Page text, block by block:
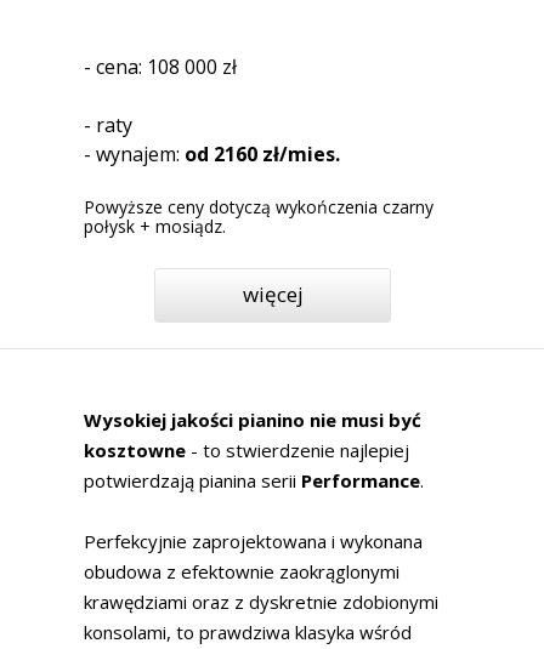
Wysokiej jakości pianino nie musi być
kosztowne - to stwierdzenie najlepiej
potwierdzają pianina serii Performance.
Perfekcyjnie zaprojektowana i wykonana
obudowa z efektownie zaokrąglonymi
krawędziami oraz z dyskretnie zdobionymi
konsolami, to prawdziwa klasyka wśród
więcej
- cena: 108 000 zł
- raty
- wynajem: od 2160 zł/mies.
Powyższe ceny dotyczą wykończenia czarny
połysk + mosiądz.